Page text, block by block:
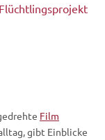
Flüchtlingsprojekt
Film
gibt Einblicke